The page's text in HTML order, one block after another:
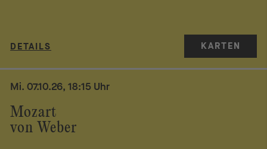
DETAILS KARTEN
Mozart
von Weber
Mi. 07.10.26, 18:15 Uhr